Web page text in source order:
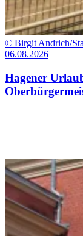
© Birgit Andrich/
06.08.2026
Hagener